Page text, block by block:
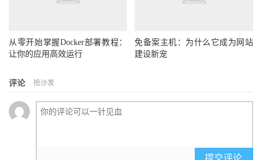
从零开始掌握Docker部署教程：
让你的应用高效运行
免备案主机：为什么它成为网站
建设新宠
评论 抢沙发
提交评论